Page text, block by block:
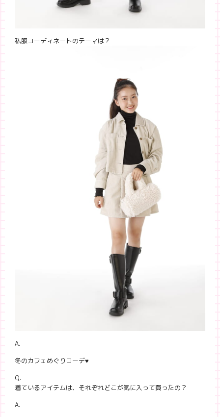
私服コーディネートのテーマは？
A.
冬のカフェめぐりコーデ♥
Q.
着ているアイテムは、それぞれどこが気に入って買ったの？
A.